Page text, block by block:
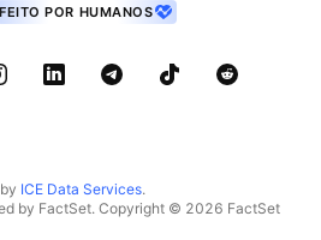
FEITO POR HUMANOS
ICE Data Services.
by FactSet. Copyright © 2026 FactSet